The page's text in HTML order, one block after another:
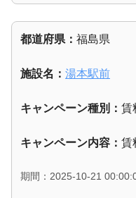
都道府県： 福島県
施設名： 湯本駅前
キャンペーン種別： 賃
キャンペーン内容： 賃
期間：2025-10-21